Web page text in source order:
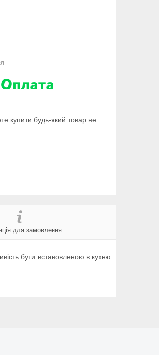
купити будь-який товар не
для замовлення
бути встановленою в кухню